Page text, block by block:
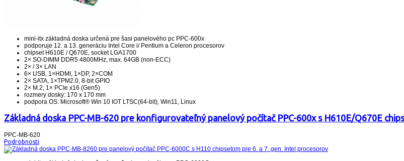
mini-itx základná doska určená pre šasi panelového pc PPC-600x
podporuje 12. a 13. generáciu Intel Core i/ Pentium a Celeron procesorov
chipset H610E / Q670E, socket LGA1700
2× SO-DIMM DDR5 4800MHz, max. 64GB (non-ECC)
2× / 3× LAN
6× USB, 1×HDMI, 1×DP, 2×COM
2× SATA, 1×TPM2.0, 8-bit GPIO
2× M.2, 1× PCIe x16 (Gen5)
rozmery dosky: 170 x 170 mm
podpora OS: Microsoft® Win 10 IOT LTSC(64-bit), Win11, Linux
Základná doska PPC-MB-620 pre konfigurovateľný panelový počítač PPC-600x s H610E/Q670E
PPC-MB-620
Podrobnosti